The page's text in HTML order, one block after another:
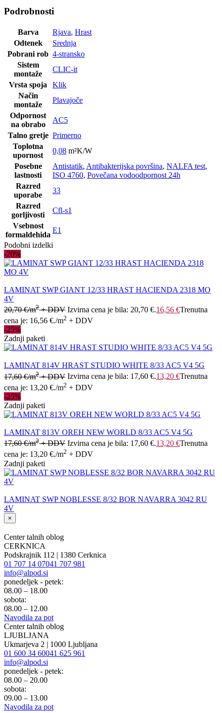
Podrobnosti
Barva Rjava, Hrast
Odtenek
Srednja
Pobrani rob 4-stransko
Sistem
montaže
CLIC-it
Vrsta spoja
Klik
Način
montaže
Plavajoče
Odpornost
na obrabo
AC5
Talno gretje Primerno
Toplotna
upornost
0,08 m²K/W
Posebne
lastnosti
Antistatik, Antibakterijska površina, NALFA test,
ISO 4760, Povečana vodoodpornost 24h
Razred
uporabe
33
Razred
gorljivosti
Cfl-s1
Vsebnost
formaldehida
E1
Podobni izdelki
-20%
LAMINAT SWP GIANT 12/33 HRAST HACIENDA 2318 MO
4V
20,70€/m2+ DDV Izvirna cena je bila: 20,70 €.16,56 €Trenutna
cena je: 16,56 €./m2 + DDV
-25%
Zadnji paketi
LAMINAT 814V HRAST STUDIO WHITE 8/33 AC5 V4 5G
17,60€/m2+ DDV Izvirna cena je bila: 17,60 €.13,20 €Trenutna
cena je: 13,20 €./m2 + DDV
-25%
Zadnji paketi
LAMINAT 813V OREH NEW WORLD 8/33 AC5 V4 5G
17,60€/m2+ DDV Izvirna cena je bila: 17,60 €.13,20 €Trenutna
cena je: 13,20 €./m2 + DDV
Zadnji paketi
LAMINAT SWP NOBLESSE 8/32 BOR NAVARRA 3042 RU
4V
×
Center talnih oblog
CERKNICA
Podskrajnik 112 | 1380 Cerknica
01 707 14 07041 707 981
info@alpod.si
ponedeljek - petek:
08.00 – 18.00
sobota:
08.00 – 12.00
Navodila za pot
Center talnih oblog
LJUBLJANA
Ukmarjeva 2 | 1000 Ljubljana
01 600 34 60041 625 961
info@alpod.si
ponedeljek - petek:
08.00 – 20.00
sobota:
09.00 – 13.00
Navodila za pot